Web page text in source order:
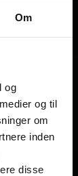
Om
og
og til
om
inden
disse